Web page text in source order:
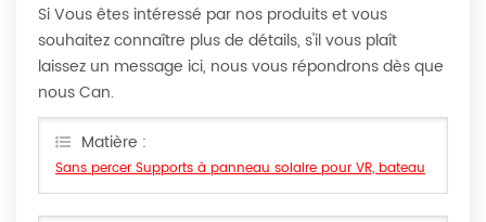
Si Vous êtes intéressé par nos produits et vous
souhaitez connaître plus de détails, s'il vous plaît
laissez un message ici, nous vous répondrons dès que
nous Can.
Matière :
Sans percer Supports à panneau solaire pour VR, bateau